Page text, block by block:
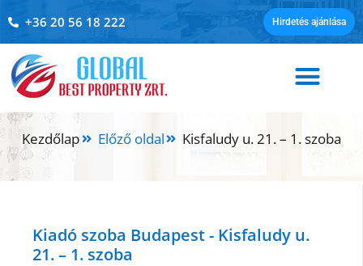
+36 20 56 18 222 Hirdetés ajánlása
Kezdőlap Előző oldal Kisfaludy u. 21. – 1. szoba
Kiadó szoba Budapest - Kisfaludy u.
21. – 1. szoba